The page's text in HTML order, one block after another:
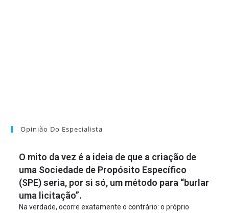
Opinião Do Especialista
O mito da vez é a ideia de que a criação de
uma Sociedade de Propósito Específico
(SPE) seria, por si só, um método para “burlar
uma licitação”.
Na verdade, ocorre exatamente o contrário: o próprio